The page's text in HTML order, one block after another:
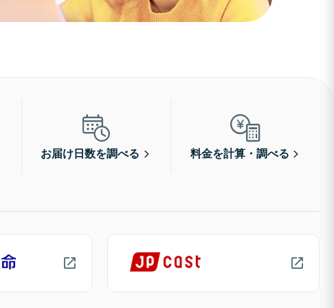
お届け日数を調べる 料金を計算・調べる